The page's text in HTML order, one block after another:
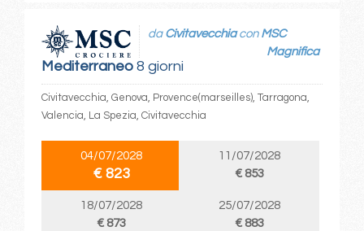
Mediterraneo8 giorni
da Civitavecchiacon MSC
Magnifica
Civitavecchia, Genova, Provence(marseilles), Tarragona,
Valencia, La Spezia, Civitavecchia
04/07/2028
€ 823
11/07/2028
€ 853
18/07/2028
€ 873
25/07/2028
€ 883